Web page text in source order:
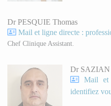
Dr PESQUIE Thomas
Mail et ligne directe :
Chef Clinique Assistant.
Dr SAZIAN
Mail et
identifiez